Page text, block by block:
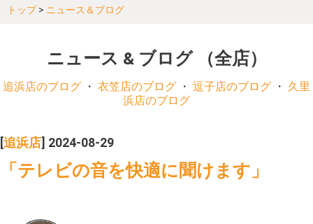
購入の流れ
製品
トップ> ニュース＆ブログ
ニュース & ブログ （全店）
追浜店のブログ ・ 衣笠店のブログ ・ 逗子店のブログ ・ 久里
浜店のブログ
追浜店 ] 2024-08-29
「テレビの音を快適に聞けます」